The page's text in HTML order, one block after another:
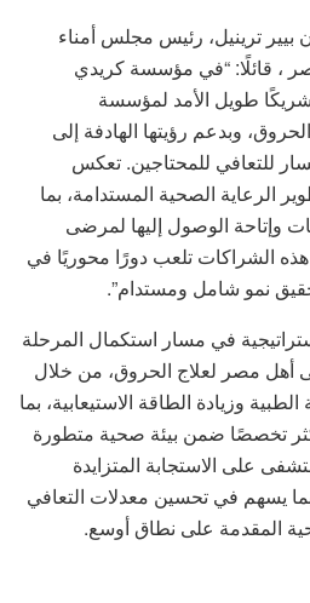
ترينيل، رئيس مجلس أمناء
، قائلًا: “في مؤسسة كريدي
طويل الأمد لمؤسسة
وبدعم رؤيتها الهادفة إلى
للتعافي للمحتاجين. تعكس
الرعاية الصحية المستدامة، بما
وإتاحة الوصول إليها لمرضى
الشراكات تلعب دورًا محوريًا في
نمو شامل ومستدام”.
في مسار استكمال المرحلة
أهل مصر لعلاج الحروق، من خلال
وزيادة الطاقة الاستيعابية، بما
تخصصًا ضمن بيئة صحية متطورة
على الاستجابة المتزايدة
يسهم في تحسين معدلات التعافي
المقدمة على نطاق أوسع.